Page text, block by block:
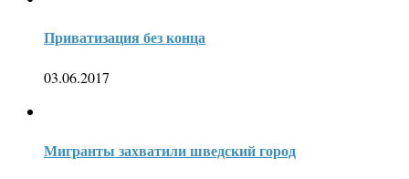
Приватизация без конца
03.06.2017
Мигранты захватили шведский город